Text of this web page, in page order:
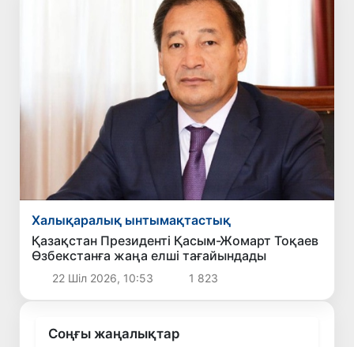
Халықаралық ынтымақтастық
Қазақстан Президенті Қасым-Жомарт Тоқаев
Өзбекстанға жаңа елші тағайындады
22 Шіл 2026, 10:53 1 823
Соңғы жаңалықтар